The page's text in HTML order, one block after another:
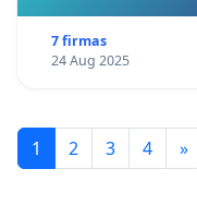
7 firmas
24 Aug 2025
1 2 3 4 »